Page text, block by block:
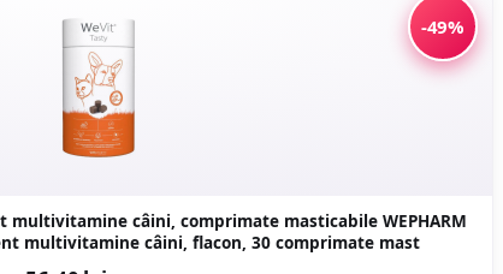
-49%
multivitamine câini, comprimate masticabile WEPHARM
multivitamine câini, flacon, 30 comprimate mast